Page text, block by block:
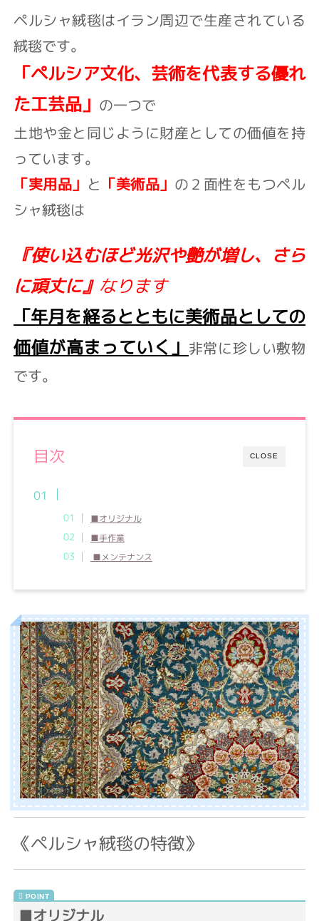
ペルシャ絨毯はイラン周辺で生産されている
絨毯です。
「ペルシア文化、芸術を代表する優れ
た工芸品」 の一つで
土地や金と同じように財産としての価値を持
っています。
「実用品」 と 「美術品」 の２面性をもつペル
シャ絨毯は
『使い込むほど光沢や艶が増し、さら
に頑丈に』 なります
「年月を経るとともに美術品としての
価値が高まっていく」 非常に珍しい敷物
です。
CLOSE
目次
■オリジナル
■手作業
■メンテナンス
《ペルシャ絨毯の特徴》
■オリジナル